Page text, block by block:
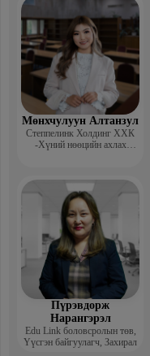
Мөнхчулуун Алтанзул
Степпелинк Холдинг ХХК
-Хүний нөөцийн ахлах
Пүрэвдорж
Нарангэрэл
Edu Link боловсролын төв,
Үүсгэн байгуулагч, Захирал